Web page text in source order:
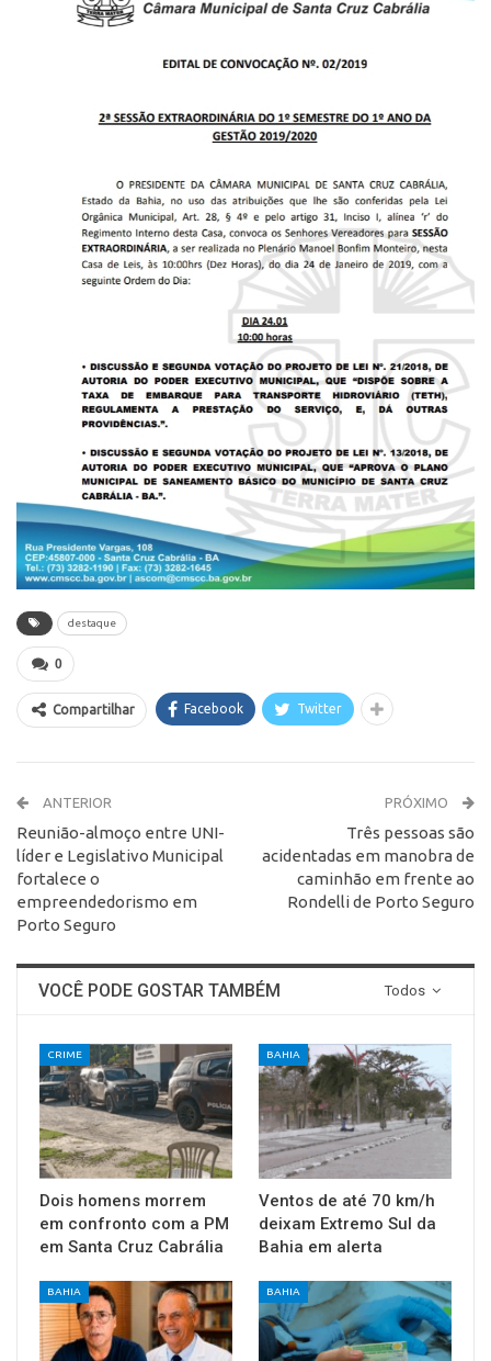
destaque
0
Compartilhar Facebook Twitter
ANTERIOR
Reunião-almoço entre UNI-
líder e Legislativo Municipal
fortalece o
empreendedorismo em
Porto Seguro
PRÓXIMO
Três pessoas são
acidentadas em manobra de
caminhão em frente ao
Rondelli de Porto Seguro
Todos
VOCÊ PODE GOSTAR TAMBÉM
CRIME
Dois homens morrem
em confronto com a PM
em Santa Cruz Cabrália
BAHIA
Ventos de até 70 km/h
deixam Extremo Sul da
Bahia em alerta
BAHIA BAHIA